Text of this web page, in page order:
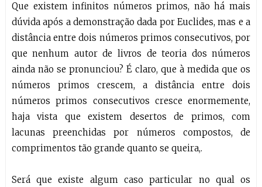
Que existem infinitos números primos, não há mais
dúvida após a demonstração dada por Euclides, mas e a
distância entre dois números primos consecutivos, por
que nenhum autor de livros de teoria dos números
ainda não se pronunciou? É claro, que à medida que os
números primos crescem, a distância entre dois
números primos consecutivos cresce enormemente,
haja vista que existem desertos de primos, com
lacunas preenchidas por números compostos, de
comprimentos tão grande quanto se queira,.
Será que existe algum caso particular no qual os